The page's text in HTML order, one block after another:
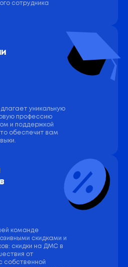
сотрудника
уникальную
профессию
и поддержкой
обеспечит вам
команде
скидками и
скидки на ДМС в
от
собственной